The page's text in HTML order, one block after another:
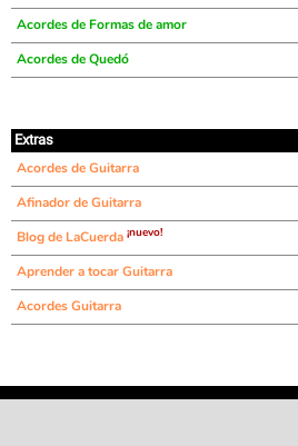
Acordes de Formas de amor
Acordes de Quedó
Extras
Acordes de Guitarra
Afinador de Guitarra
Blog de LaCuerda ¡nuevo!
Aprender a tocar Guitarra
Acordes Guitarra